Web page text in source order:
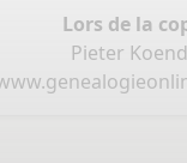
Lors de la
Pieter